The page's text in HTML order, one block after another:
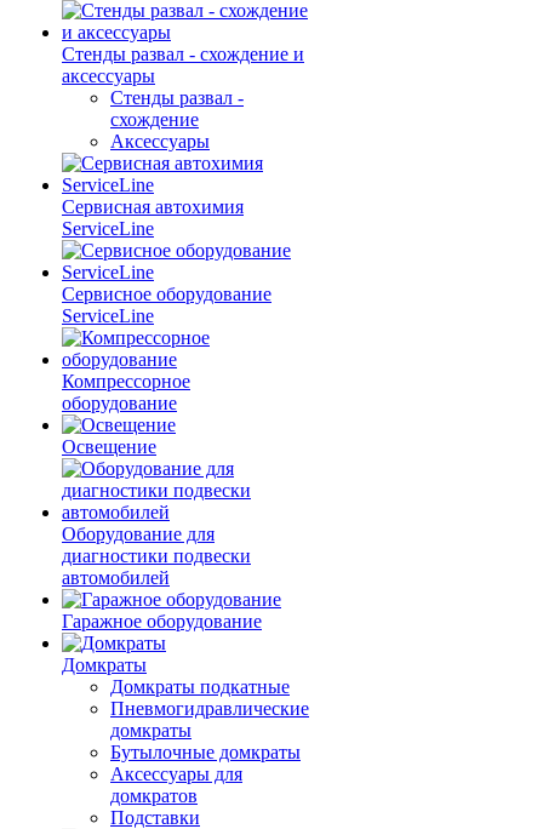
Стенды развал - схождение и
аксессуары
Стенды развал -
схождение
Аксессуары
Сервисная автохимия
ServiceLine
Сервисное оборудование
ServiceLine
Компрессорное
оборудование
Освещение
Оборудование для
диагностики подвески
автомобилей
Гаражное оборудование
Домкраты
Домкраты подкатные
Пневмогидравлические
домкраты
Бутылочные домкраты
Аксессуары для
домкратов
Подставки